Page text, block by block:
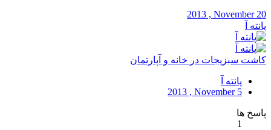
2013 , November 20
پانته آ
کاشت سبزیجات در خانه و آپارتمان
پانته آ
2013 , November 5
پاسخ ها
1